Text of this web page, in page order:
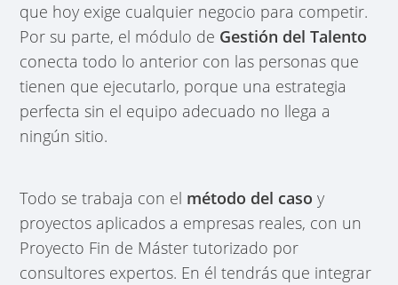
que hoy exige cualquier negocio para competir.
Por su parte, el módulo de Gestión del Talento
conecta todo lo anterior con las personas que
tienen que ejecutarlo, porque una estrategia
perfecta sin el equipo adecuado no llega a
ningún sitio.
Todo se trabaja con el método del caso y
proyectos aplicados a empresas reales, con un
Proyecto Fin de Máster tutorizado por
consultores expertos. En él tendrás que integrar